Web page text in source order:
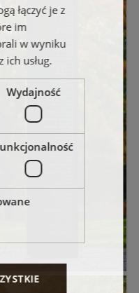
łączyć je z
im
w wyniku
ich usług.
Wydajność